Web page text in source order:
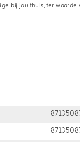
bij jou thuis, ter